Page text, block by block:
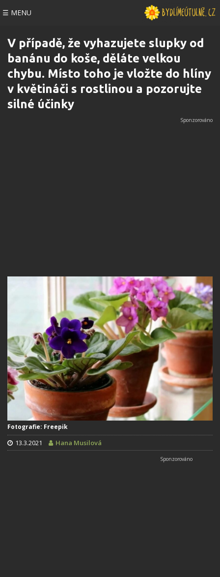
☰ MENU
V případě, že vyhazujete slupky od
banánu do koše, děláte velkou
chybu. Místo toho je vložte do hlíny
v květináči s rostlinou a pozorujte
silné účinky
Fotografie: Freepik
13.3.2021 Hana Musilová